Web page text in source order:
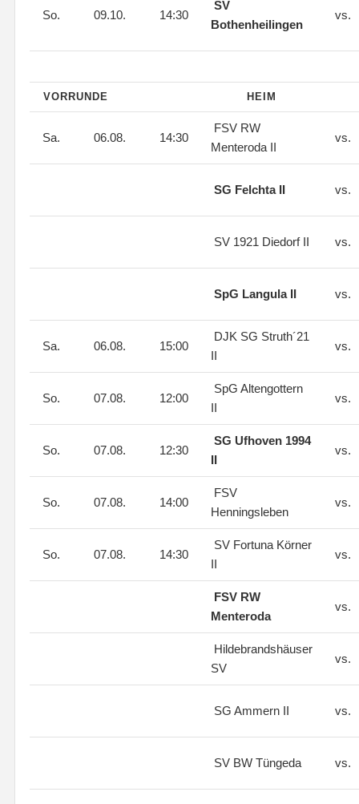
So. 09.10. 14:30
SV
Bothenheilingen
vs.
VORRUNDE HEIM
Sa. 06.08. 14:30
FSV RW
Menteroda II
vs.
SG Felchta II vs.
SV 1921 Diedorf II vs.
SpG Langula II vs.
Sa. 06.08. 15:00
DJK SG Struth´21
II
vs.
So. 07.08. 12:00
SpG Altengottern
II
vs.
So. 07.08. 12:30
SG Ufhoven 1994
II
vs.
So. 07.08. 14:00
FSV
Henningsleben
vs.
So. 07.08. 14:30
SV Fortuna Körner
II
vs.
FSV RW
Menteroda
vs.
Hildebrandshäuser
SV
vs.
SG Ammern II vs.
SV BW Tüngeda vs.